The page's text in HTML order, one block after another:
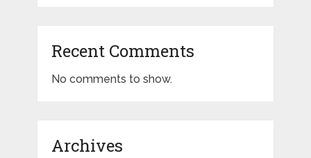
Recent Comments
No comments to show.
Archives